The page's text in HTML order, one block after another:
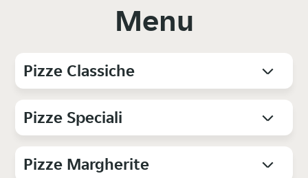
Menu
Pizze Classiche
Pizze Speciali
Pizze Margherite